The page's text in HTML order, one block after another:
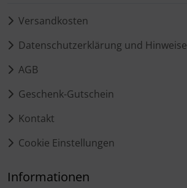
Versandkosten
Datenschutzerklärung und Hinweise
AGB
Geschenk-Gutschein
Kontakt
Cookie Einstellungen
Informationen